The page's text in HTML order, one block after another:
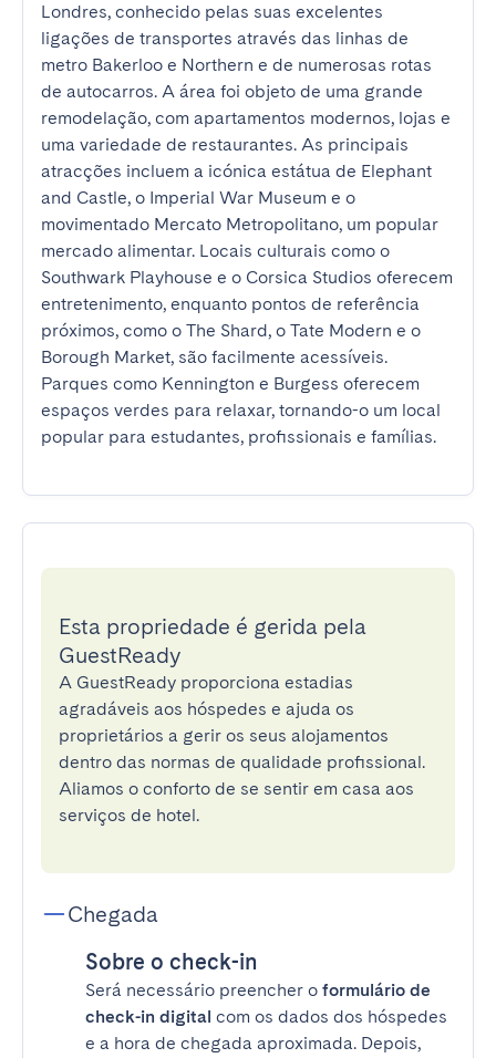
Londres, conhecido pelas suas excelentes
ligações de transportes através das linhas de
metro Bakerloo e Northern e de numerosas rotas
de autocarros. A área foi objeto de uma grande
remodelação, com apartamentos modernos, lojas e
uma variedade de restaurantes. As principais
atracções incluem a icónica estátua de Elephant
and Castle, o Imperial War Museum e o
movimentado Mercato Metropolitano, um popular
mercado alimentar. Locais culturais como o
Southwark Playhouse e o Corsica Studios oferecem
entretenimento, enquanto pontos de referência
próximos, como o The Shard, o Tate Modern e o
Borough Market, são facilmente acessíveis.
Parques como Kennington e Burgess oferecem
espaços verdes para relaxar, tornando-o um local
popular para estudantes, profissionais e famílias.
Esta propriedade é gerida pela
GuestReady
A GuestReady proporciona estadias
agradáveis aos hóspedes e ajuda os
proprietários a gerir os seus alojamentos
dentro das normas de qualidade profissional.
Aliamos o conforto de se sentir em casa aos
serviços de hotel.
Chegada
Sobre o check-in
Será necessário preencher o formulário de
check-in digital com os dados dos hóspedes
e a hora de chegada aproximada. Depois,